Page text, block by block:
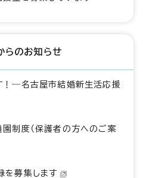
らのお知らせ
！―名古屋市結婚新生活応援
制度（保護者の方へのご案
を募集します